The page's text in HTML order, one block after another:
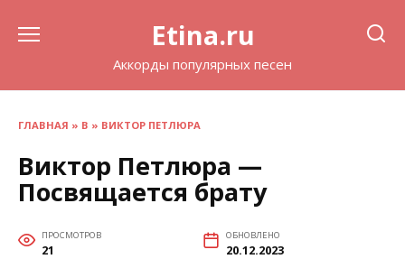
Etina.ru
Аккорды популярных песен
ГЛАВНАЯ » В » ВИКТОР ПЕТЛЮРА
Виктор Петлюра —
Посвящается брату
ПРОСМОТРОВ
21
ОБНОВЛЕНО
20.12.2023